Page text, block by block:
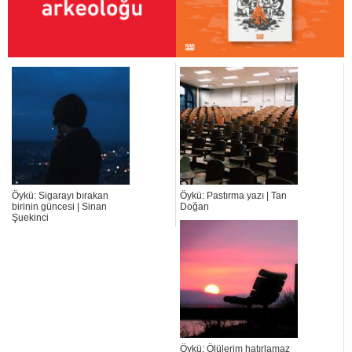
Öykü: Sigarayı bırakan
birinin güncesi | Sinan
Şuekinci
Öykü: Pastırma yazı | Tan
Doğan
Öykü: Ölülerim hatırlamaz